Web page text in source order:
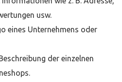
usw.
eines Unternehmens oder
der einzelnen